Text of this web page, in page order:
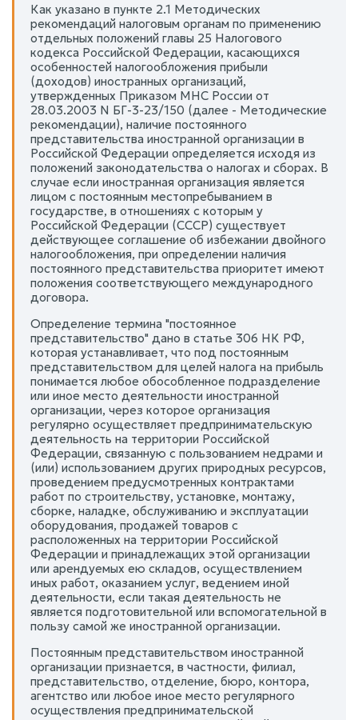
Как указано в пункте 2.1 Методических
рекомендаций налоговым органам по применению
отдельных положений главы 25 Налогового
кодекса Российской Федерации, касающихся
особенностей налогообложения прибыли
(доходов) иностранных организаций,
утвержденных Приказом МНС России от
28.03.2003 N БГ-3-23/150 (далее - Методические
рекомендации), наличие постоянного
представительства иностранной организации в
Российской Федерации определяется исходя из
положений законодательства о налогах и сборах. В
случае если иностранная организация является
лицом с постоянным местопребыванием в
государстве, в отношениях с которым у
Российской Федерации (СССР) существует
действующее соглашение об избежании двойного
налогообложения, при определении наличия
постоянного представительства приоритет имеют
положения соответствующего международного
договора.
Определение термина "постоянное
представительство" дано в статье 306 НК РФ,
которая устанавливает, что под постоянным
представительством для целей налога на прибыль
понимается любое обособленное подразделение
или иное место деятельности иностранной
организации, через которое организация
регулярно осуществляет предпринимательскую
деятельность на территории Российской
Федерации, связанную с пользованием недрами и
(или) использованием других природных ресурсов,
проведением предусмотренных контрактами
работ по строительству, установке, монтажу,
сборке, наладке, обслуживанию и эксплуатации
оборудования, продажей товаров с
расположенных на территории Российской
Федерации и принадлежащих этой организации
или арендуемых ею складов, осуществлением
иных работ, оказанием услуг, ведением иной
деятельности, если такая деятельность не
является подготовительной или вспомогательной в
пользу самой же иностранной организации.
Постоянным представительством иностранной
организации признается, в частности, филиал,
представительство, отделение, бюро, контора,
агентство или любое иное место регулярного
осуществления предпринимательской